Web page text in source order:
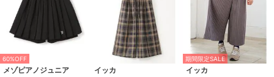
60%OFF
メゾピアノジュニア イッカ
期間限定SALE
イッカ